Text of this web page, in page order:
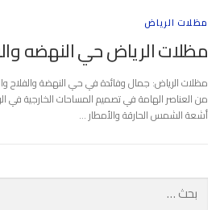
مظلات الرياض
مظلات الرياض حي النهضه
مظلات الرياض: جمال وفائدة في حي النهضة والفلاح
من العناصر الهامة في تصميم المساحات الخارجية في
أشعة الشمس الحارقة والأمطار …